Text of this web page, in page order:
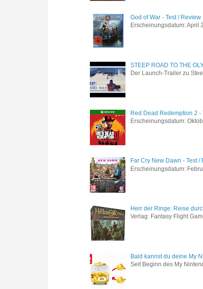
God of War - Test / Review
Erscheinungsdatum: April
STEEP ROAD TO THE
Der Launch-Trailer zu
Red Dead Redemption 2 -
Erscheinungsdatum:
Far Cry New Dawn - Test /
Erscheinungsdatum:
Herr der Ringe: Reise
Verlag: Fantasy Flight
Bald kannst du deine My
Seit Beginn des My